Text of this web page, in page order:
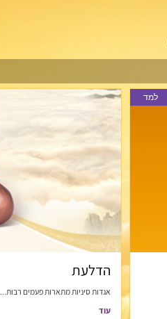
למד
הדלעת
אגדות סיניות מתארות פעמים רבות...
עוד